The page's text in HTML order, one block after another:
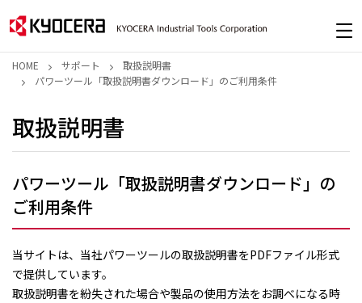
HOME サポート
取扱説明書
パワーツール「取扱説明書ダウンロード」のご利用条件
取扱説明書
パワーツール「取扱説明書ダウンロード」の
ご利用条件
当サイトは、当社パワーツールの取扱説明書をPDFファイル形式
で提供しています。
取扱説明書を紛失された場合や製品の使用方法をお調べになる時